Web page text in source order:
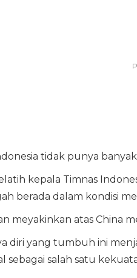
tidak punya
kepala Timnas
berada dalam kondisi
meyakinkan atas China
diri yang tumbuh ini
sebagai salah satu